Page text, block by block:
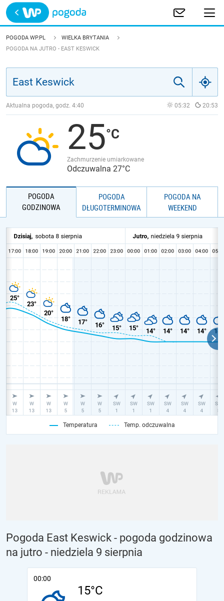
Trwa ładowanie
POLSKA
JAKOŚĆ POWIETRZA
POGODA WP.PL
WIELKA BRYTANIA
POGODA NA JUTRO - EAST KESWICK
Aktualna pogoda, godz. 4:40 05:32 20:53
25
Zachmurzenie umiarkowane
Odczuwalna 27°C
POGODA
GODZINOWA
POGODA
DŁUGOTERMINOWA
POGODA NA
WEEKEND
Temperatura Temp. odczuwalna
Pogoda East Keswick - pogoda godzinowa
na jutro - niedziela 9 sierpnia
00:00
15°C